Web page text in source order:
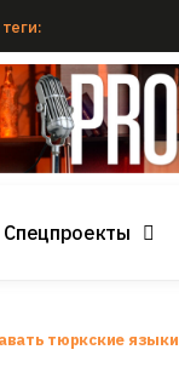
Спецпроекты
тюркские языки